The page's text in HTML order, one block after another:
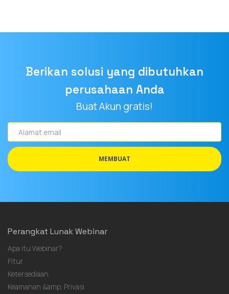
Berikan solusi yang dibutuhkan
perusahaan Anda
Buat Akun gratis!
Alamat
email
MEMBUAT
Perangkat Lunak Webinar
Apa itu Webinar?
Fitur
Ketersediaan
Keamanan &amp; Privasi